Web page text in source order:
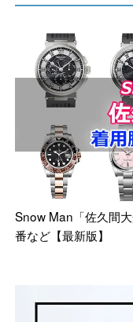
Snow Man「佐久間
番など【最新版】